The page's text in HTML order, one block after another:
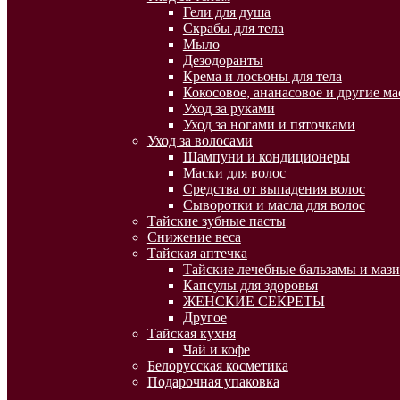
Гели для душа
Скрабы для тела
Мыло
Дезодоранты
Крема и лосьоны для тела
Кокосовое, ананасовое и другие
Уход за руками
Уход за ногами и пяточками
Уход за волосами
Шампуни и кондиционеры
Маски для волос
Средства от выпадения волос
Сыворотки и масла для волос
Тайские зубные пасты
Снижение веса
Тайская аптечка
Тайские лечебные бальзамы и мази
Капсулы для здоровья
ЖЕНСКИЕ СЕКРЕТЫ
Другое
Тайская кухня
Чай и кофе
Белорусская косметика
Подарочная упаковка